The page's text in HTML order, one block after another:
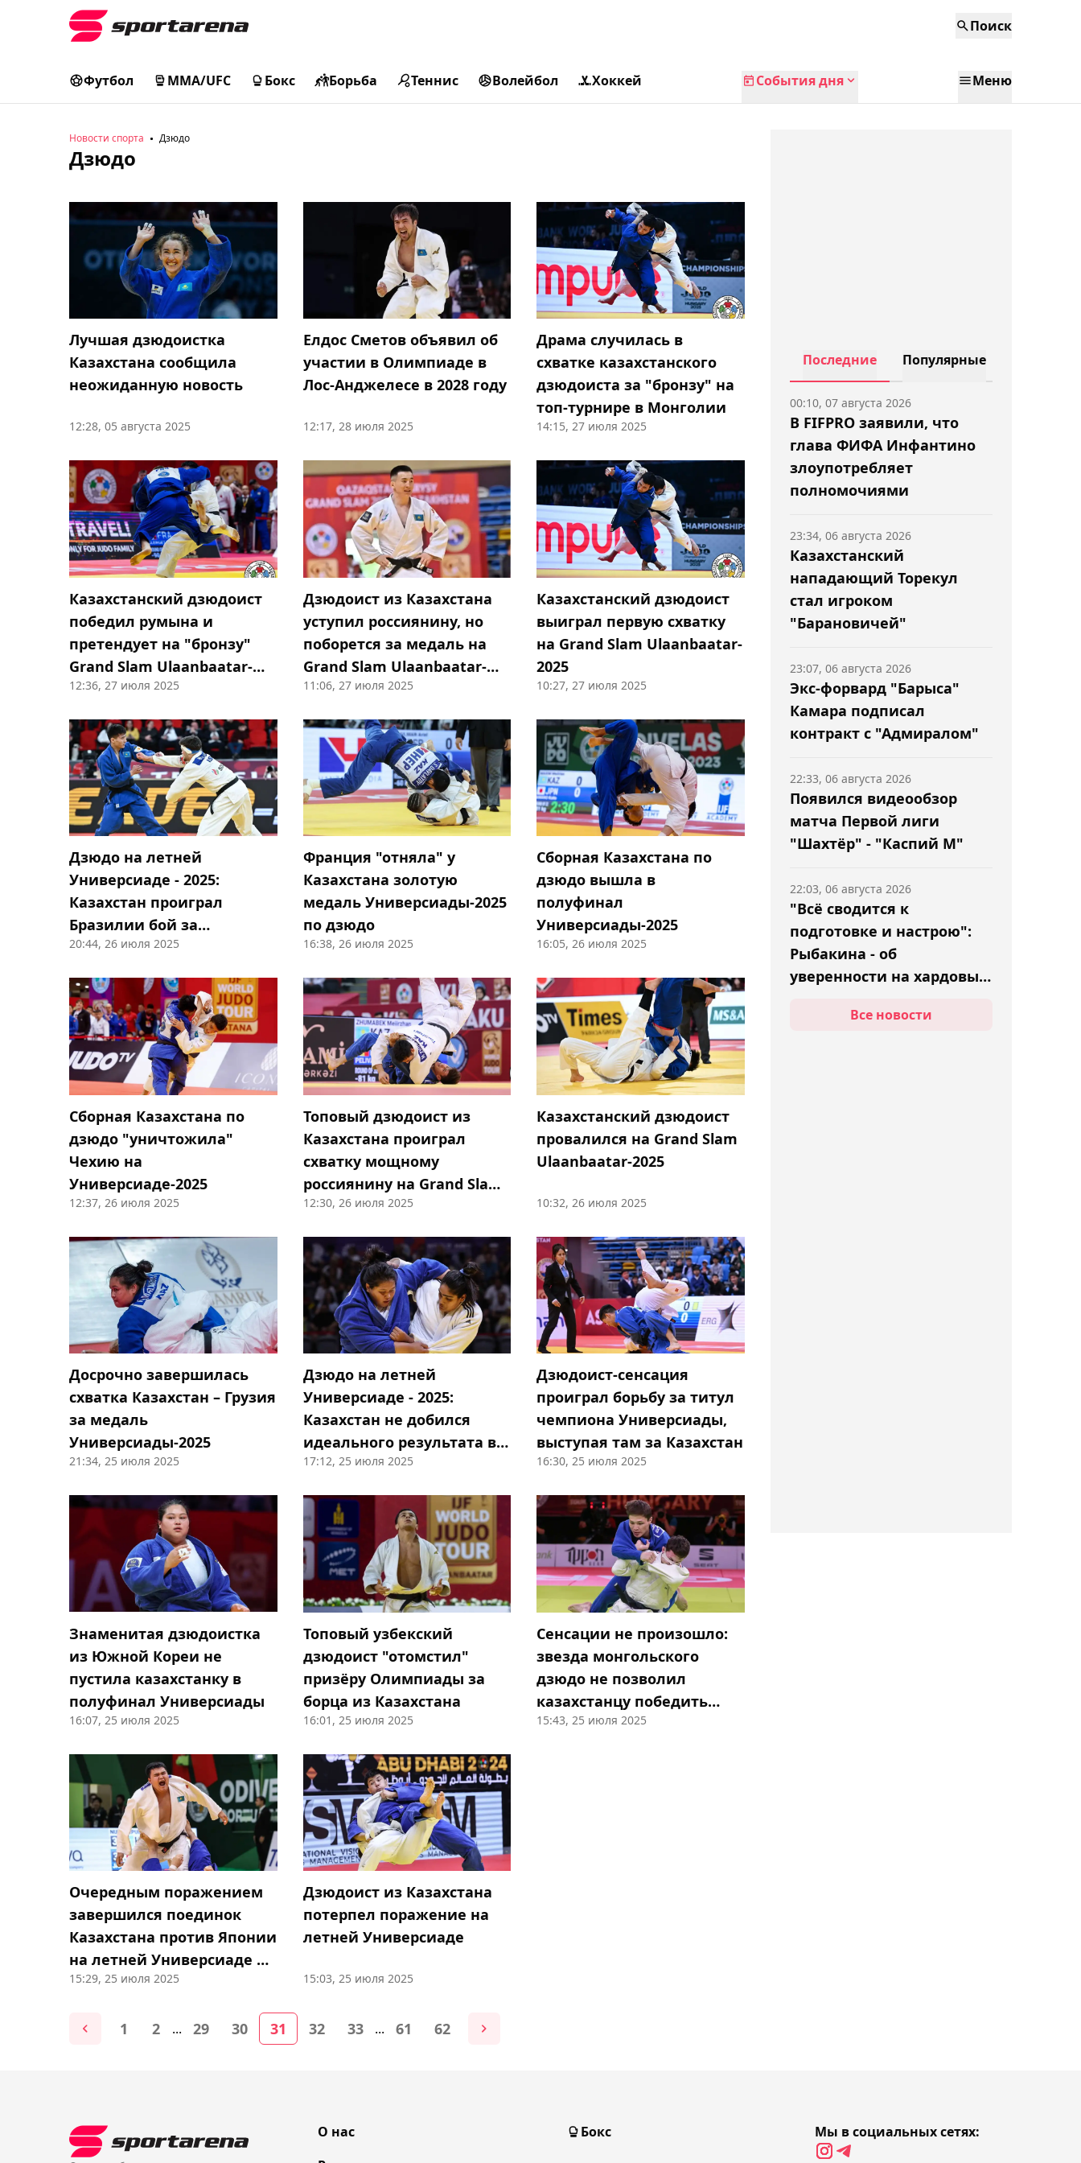
Поиск
Футбол MMA/UFC Бокс Борьба Теннис Волейбол Хоккей События дня Меню
Новости спорта Дзюдо
Дзюдо
Лучшая дзюдоистка
Казахстана сообщила
неожиданную новость
12:28, 05 августа 2025
Елдос Сметов объявил об
участии в Олимпиаде в
Лос-Анджелесе в 2028 году
12:17, 28 июля 2025
Драма случилась в
схватке казахстанского
дзюдоиста за "бронзу" на
топ-турнире в Монголии
14:15, 27 июля 2025
Казахстанский дзюдоист
победил румына и
претендует на "бронзу"
Grand Slam Ulaanbaatar-
2025
12:36, 27 июля 2025
Дзюдоист из Казахстана
уступил россиянину, но
поборется за медаль на
Grand Slam Ulaanbaatar-
2025
11:06, 27 июля 2025
Казахстанский дзюдоист
выиграл первую схватку
на Grand Slam Ulaanbaatar-
2025
10:27, 27 июля 2025
Дзюдо на летней
Универсиаде - 2025:
Казахстан проиграл
Бразилии бой за
попадание в тройку
20:44, 26 июля 2025
Франция "отняла" у
Казахстана золотую
медаль Универсиады-2025
по дзюдо
16:38, 26 июля 2025
Сборная Казахстана по
дзюдо вышла в
полуфинал
Универсиады-2025
16:05, 26 июля 2025
Сборная Казахстана по
дзюдо "уничтожила"
Чехию на
Универсиаде-2025
12:37, 26 июля 2025
Топовый дзюдоист из
Казахстана проиграл
схватку мощному
россиянину на Grand Slam
Ulaanbaatar-2025
12:30, 26 июля 2025
Казахстанский дзюдоист
провалился на Grand Slam
Ulaanbaatar-2025
10:32, 26 июля 2025
Досрочно завершилась
схватка Казахстан – Грузия
за медаль
Универсиады-2025
21:34, 25 июля 2025
Дзюдо на летней
Универсиаде - 2025:
Казахстан не добился
идеального результата в
"утешиловке"
17:12, 25 июля 2025
Дзюдоист-сенсация
проиграл борьбу за титул
чемпиона Универсиады,
выступая там за Казахстан
16:30, 25 июля 2025
Знаменитая дзюдоистка
из Южной Кореи не
пустила казахстанку в
полуфинал Универсиады
16:07, 25 июля 2025
Топовый узбекский
дзюдоист "отомстил"
призёру Олимпиады за
борца из Казахстана
16:01, 25 июля 2025
Сенсации не произошло:
звезда монгольского
дзюдо не позволил
казахстанцу победить
себя дома
15:43, 25 июля 2025
Очередным поражением
завершился поединок
Казахстана против Японии
на летней Универсиаде в
Германии
15:29, 25 июля 2025
Дзюдоист из Казахстана
потерпел поражение на
летней Универсиаде
15:03, 25 июля 2025
1 2 ... 29 30 31 32 33 ... 61 62
Последние Популярные
В FIFPRO заявили, что
глава ФИФА Инфантино
злоупотребляет
полномочиями
00:10, 07 августа 2026
Казахстанский
нападающий Торекул
стал игроком
"Барановичей"
23:34, 06 августа 2026
Экс-форвард "Барыса"
Камара подписал
контракт с "Адмиралом"
23:07, 06 августа 2026
Появился видеообзор
матча Первой лиги
"Шахтёр" - "Каспий М"
22:33, 06 августа 2026
"Всё сводится к
подготовке и настрою":
Рыбакина - об
уверенности на хардовых
22:03, 06 августа 2026
21:34, 06 августа 2026
Тренер Ислама считает,
17:55, 06 августа 2026
Все новости
О нас
Бокс Мы в социальных сетях: